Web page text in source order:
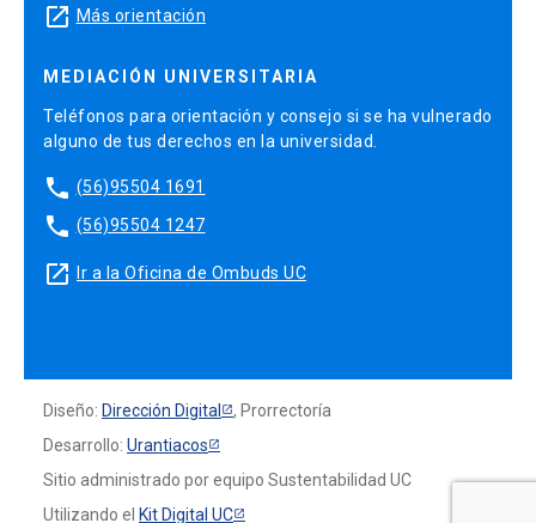
launch Más orientación
MEDIACIÓN UNIVERSITARIA
Teléfonos para orientación y consejo si se ha vulnerado
alguno de tus derechos en la universidad.
phone (56)95504 1691
phone (56)95504 1247
launch Ir a la Oficina de Ombuds UC
Diseño: Dirección Digital
, Prorrectoría
Desarrollo: Urantiacos
Sitio administrado por equipo Sustentabilidad UC
Utilizando el Kit Digital UC